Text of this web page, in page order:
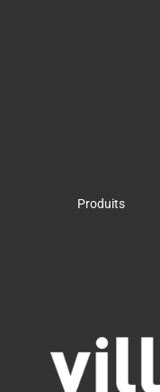
Produits